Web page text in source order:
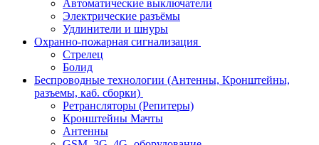
Автоматические выключатели
Электрические разъёмы
Удлинители и шнуры
Охранно-пожарная сигнализация
Стрелец
Болид
Беспроводные технологии (Антенны, Кронштейны,
разъемы, каб. сборки)
Ретрансляторы (Репитеры)
Кронштейны Мачты
Антенны